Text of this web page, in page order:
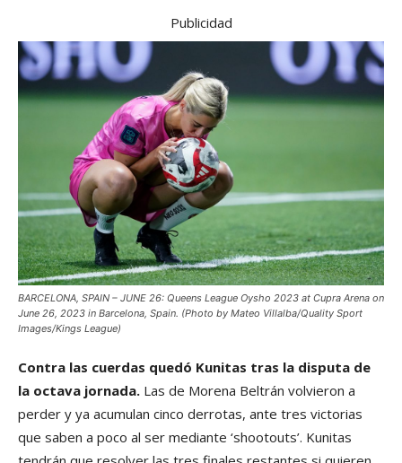
Publicidad
BARCELONA, SPAIN – JUNE 26: Queens League Oysho 2023 at Cupra Arena on
June 26, 2023 in Barcelona, Spain. (Photo by Mateo Villalba/Quality Sport
Images/Kings League)
Contra las cuerdas quedó Kunitas tras la disputa de
la octava jornada. Las de Morena Beltrán volvieron a
perder y ya acumulan cinco derrotas, ante tres victorias
que saben a poco al ser mediante ‘shootouts’. Kunitas